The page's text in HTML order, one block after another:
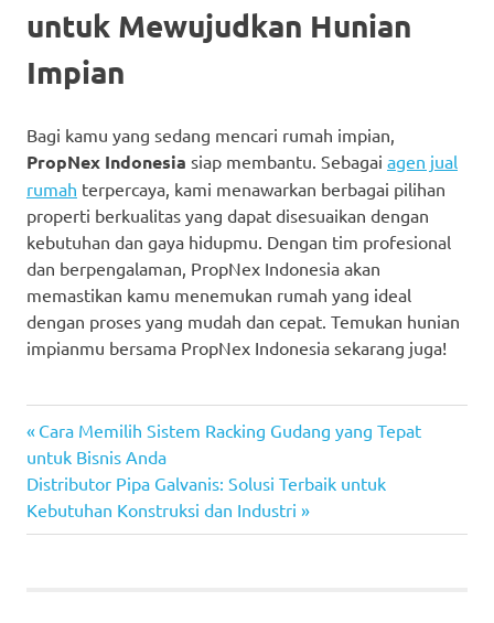
untuk Mewujudkan Hunian
Impian
Bagi kamu yang sedang mencari rumah impian,
PropNex Indonesia siap membantu. Sebagai agen jual
rumah terpercaya, kami menawarkan berbagai pilihan
properti berkualitas yang dapat disesuaikan dengan
kebutuhan dan gaya hidupmu. Dengan tim profesional
dan berpengalaman, PropNex Indonesia akan
memastikan kamu menemukan rumah yang ideal
dengan proses yang mudah dan cepat. Temukan hunian
impianmu bersama PropNex Indonesia sekarang juga!
Post
navigation
Previous
Post:
Cara Memilih Sistem Racking Gudang yang Tepat
untuk Bisnis Anda
Next
Post:
Distributor Pipa Galvanis: Solusi Terbaik untuk
Kebutuhan Konstruksi dan Industri